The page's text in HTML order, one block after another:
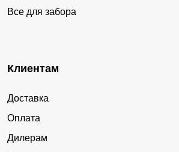
Все для забора
Клиентам
Доставка
Оплата
Дилерам